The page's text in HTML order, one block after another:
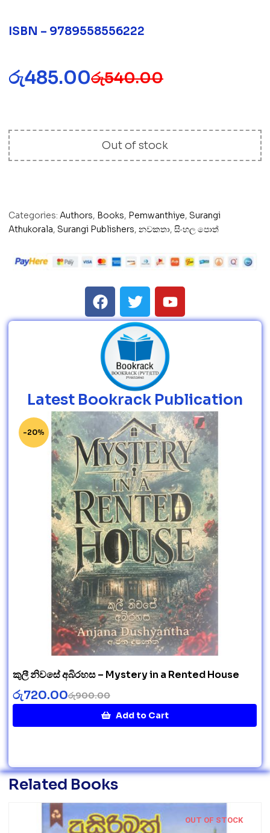
ISBN – 9789558556222
රු540.00
රු485.00
Out of stock
Categories: Authors, Books, Pemwanthiye, Surangi
Athukorala, Surangi Publishers, නවකතා, සිංහල පොත්
Latest Bookrack Publication
-20%
කුලී නිවසේ අබිරහස – Mystery in a Rented House
රු900.00
රු720.00
Add to Cart
Related Books
OUT OF STOCK